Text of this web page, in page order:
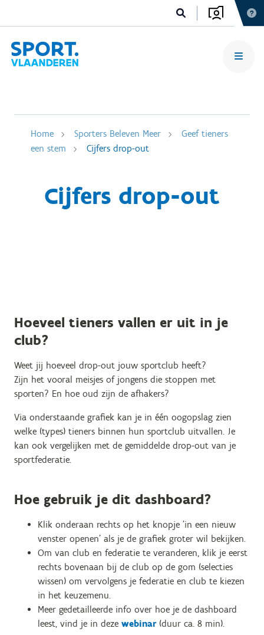
Home Sporters Beleven Meer
Geef tieners
een stem
Cijfers drop-out
Cijfers drop-out
Hoeveel tieners vallen er uit in je
club?
Weet jij hoeveel drop-out jouw sportclub heeft?
Zijn het vooral meisjes of jongens die stoppen met
sporten? En hoe oud zijn de afhakers?
Via onderstaande grafiek kan je in één oogopslag zien
welke (types) tieners binnen hun sportclub uitvallen. Je
kan ook vergelijken met de gemiddelde drop-out van je
sportfederatie.
Hoe gebruik je dit dashboard?
Klik onderaan rechts op het knopje 'in een nieuw
venster openen' als je de grafiek groter wil bekijken.
Om van club en federatie te veranderen, klik je eerst
rechts bovenaan bij de club op de gom (selecties
wissen) om vervolgens je federatie en club te kiezen
in het keuzemenu.
Meer gedetailleerde info over hoe je de dashboard
leest, vind je in deze webinar(duur ca. 8 min).